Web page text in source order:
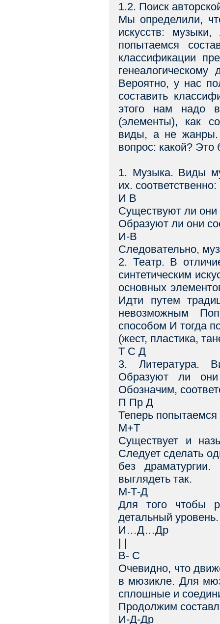
1.2. Поиск
Мы определили,
искусств:
попытаемся
классификации
Вероятно, у нас
составить
этого нам надо
(элементы), как
виды, а не жанры.
вопрос: какой? Это
1. Музыка. Виды
их. соответственно:
И В
Существуют ли они
Образуют ли они
И-В
Следовательно,
2. Театр. В
синтетическим
основных
Идти путем
невозможным
способом И тогда
(жест, пластика,
Т С Д
3. Литература.
Образуют ли
Обозначим,
П Пр Д
Теперь попытаемся
М+Т
Существует и
Следует сделать
без драматургии.
выглядеть так.
М-Т-Д
Для того чтобы
детальный
И…Д…Др
| |
В- С
Очевидно, что
в мюзикле. Для
сплошные и
Продолжим
И-Д-Др